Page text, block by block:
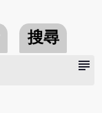
搜尋
subject